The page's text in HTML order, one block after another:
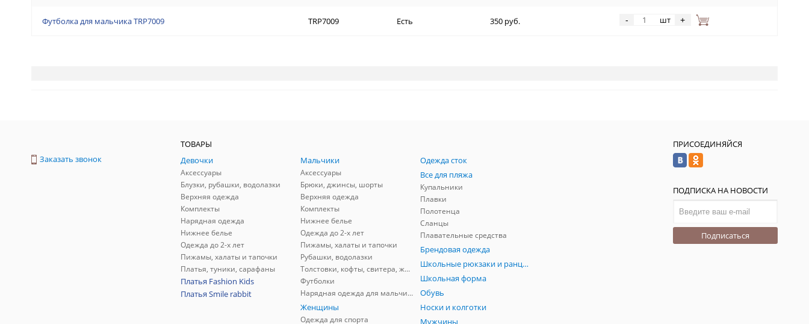
Футболка для мальчика TRP7009 TRP7009 Есть 350 руб. - шт +
Заказать звонок
ТОВАРЫ
Девочки
Аксессуары
Блузки, рубашки, водолазки
Верхняя одежда
Комплекты
Нарядная одежда
Нижнее белье
Одежда до 2-х лет
Пижамы, халаты и тапочки
Платья, туники, сарафаны
Платья Fashion Kids
Платья Smile rabbit
Мальчики
Аксессуары
Брюки, джинсы, шорты
Верхняя одежда
Комплекты
Нижнее белье
Одежда до 2-х лет
Пижамы, халаты и тапочки
Рубашки, водолазки
Толстовки, кофты, свитера, жилеты
Футболки
Нарядная одежда для мальчиков
Одежда сток
Все для пляжа
Купальники
Плавки
Полотенца
Сланцы
Плавательные средства
Брендовая одежда
Школьные рюкзаки и ранцы, мешки для обуви
Школьная форма
Обувь
Женщины
Одежда для спорта
Носки и колготки
Мужчины
ПРИСОЕДИНЯЙСЯ
ПОДПИСКА НА НОВОСТИ
Подписаться